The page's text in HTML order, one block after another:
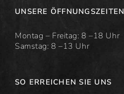
UNSERE ÖFFNUNGSZEITEN
Montag – Freitag: 8 –18 Uhr
Samstag: 8 –13 Uhr
SO ERREICHEN SIE UNS